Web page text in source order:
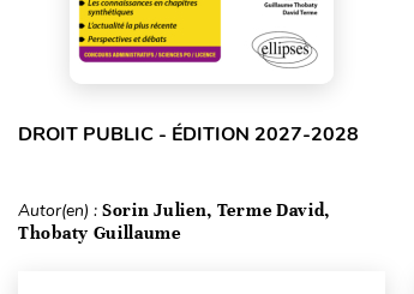
DROIT PUBLIC - ÉDITION 2027-2028
Autor(en) : Sorin Julien, Terme David,
Thobaty Guillaume